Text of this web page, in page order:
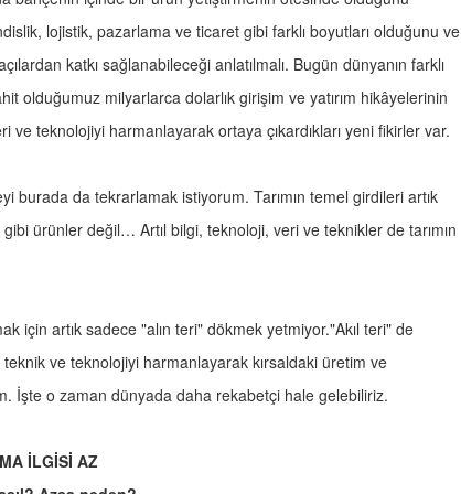
lojistik, pazarlama ve ticaret gibi farklı boyutları olduğunu ve
katkı sağlanabileceği anlatılmalı. Bugün dünyanın farklı
olduğumuz milyarlarca dolarlık girişim ve yatırım hikâyelerinin
teknolojiyi harmanlayarak ortaya çıkardıkları yeni fikirler var.
burada da tekrarlamak istiyorum. Tarımın temel girdileri artık
ürünler değil… Artıl bilgi, teknoloji, veri ve teknikler de tarımın
için artık sadece "alın teri" dökmek yetmiyor."Akıl teri" de
ve teknolojiyi harmanlayarak kırsaldaki üretim ve
İşte o zaman dünyada daha rekabetçi hale gelebiliriz.
İLGİSİ AZ